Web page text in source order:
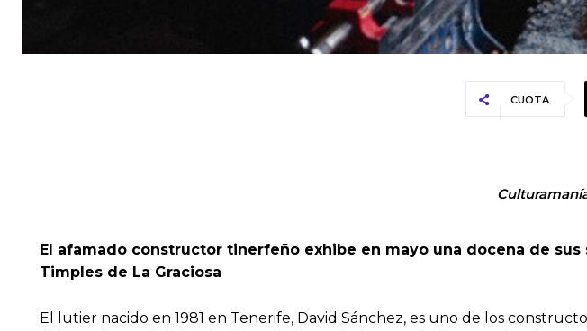
CUOTA
El afamado constructor tinerfeño exhibe en mayo una docena de
Timples de La Graciosa
El lutier nacido en 1981 en Tenerife, David Sánchez, es uno de los